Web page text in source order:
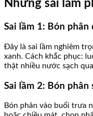
Những sai lầm
Sai lầm 1: Bón phân
Đây là sai lầm nghiêm
xanh. Cách khắc phục:
thật nhiều nước sạch
Sai lầm 2: Bón
Bón phân vào buổi trưa